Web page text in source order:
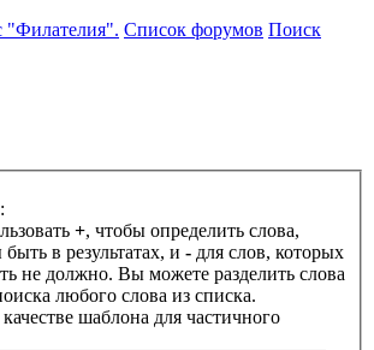
"Филателия". Список форумов Поиск
+, чтобы определить слова,
в результатах, и - для слов, которых
не должно. Вы можете разделить слова
любого слова из списка.
качестве шаблона для частичного